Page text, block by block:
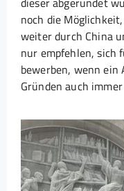
noch die
weiter durch China
nur empfehlen, sich
bewerben, wenn ein
Gründen auch